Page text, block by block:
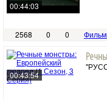
00:44:03
2568 0 0
00:43:54